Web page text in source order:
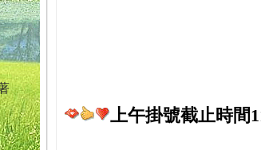
上午掛號截止時間